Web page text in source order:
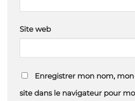
Site web
Enregistrer mon nom,
site dans le navigateur pour